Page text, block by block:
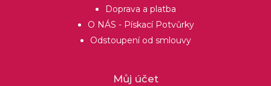
Doprava a platba
O NÁS - Pískací Potvůrky
Odstoupení od smlouvy
Můj účet